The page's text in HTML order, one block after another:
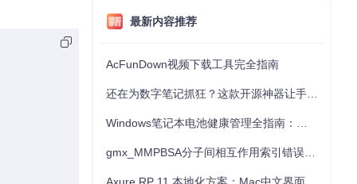
最新内容推荐
AcFunDown视频下载工具完全指南